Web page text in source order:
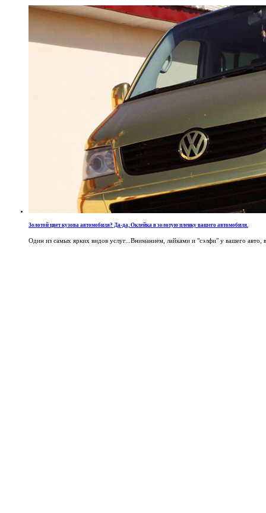
Золотой цвет кузова автомобиля? Да-да, Оклейка в золотую пленку вашего автомобиля.
Один из самых ярких видов услуг...Вниманием, лайками и "сэлфи" у вашего авто,